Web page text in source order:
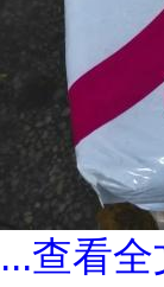
...查看全